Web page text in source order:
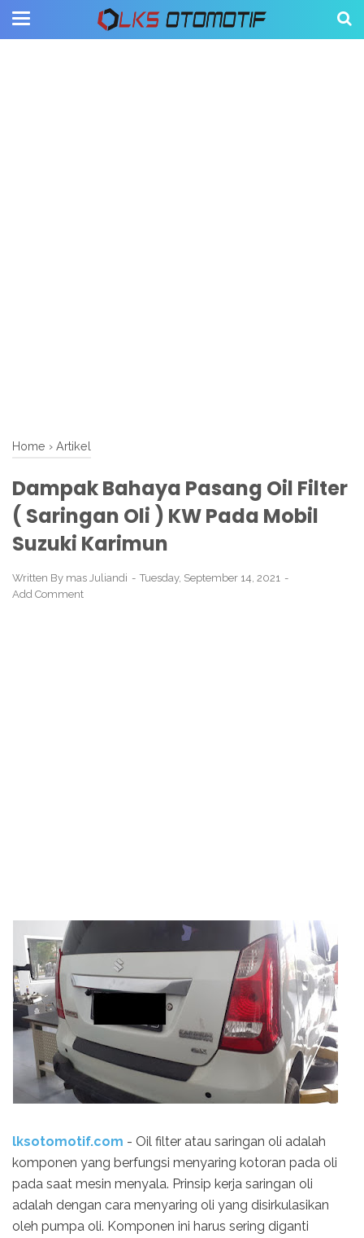
Home › Artikel
Dampak Bahaya Pasang Oil Filter
( Saringan Oli ) KW Pada Mobil
Suzuki Karimun
Written By mas Juliandi
Tuesday, September 14, 2021
Add Comment
lksotomotif.com - Oil filter atau saringan oli adalah
komponen yang berfungsi menyaring kotoran pada oli
pada saat mesin menyala. Prinsip kerja saringan oli
adalah dengan cara menyaring oli yang disirkulasikan
oleh pumpa oli. Komponen ini harus sering diganti